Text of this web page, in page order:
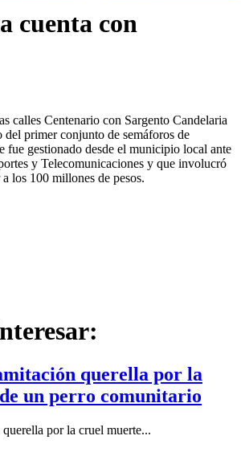
cuenta con
calles Centenario con Sargento Candelaria
del primer conjunto de semáforos de
fue gestionado desde el municipio local ante
y Telecomunicaciones y que involucró
los 100 millones de pesos.
querella por la
un perro comunitario
por la cruel muerte...